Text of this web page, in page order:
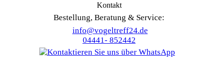
Kontakt
Bestellung, Beratung & Service:
info@vogeltreff24.de
04441- 852442